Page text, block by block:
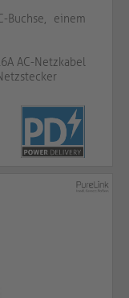
Buchse, einem
AC-Netzkabel